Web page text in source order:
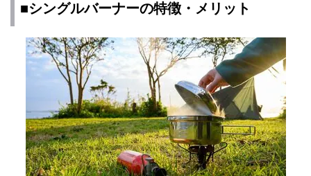
■シングルバーナーの特徴・メリット